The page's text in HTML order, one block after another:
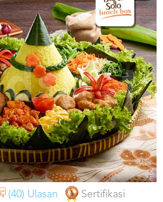
(40) Ulasan Sertifikasi